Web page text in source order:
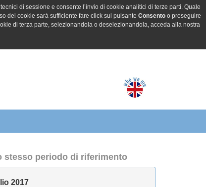
di sessione e consente l’invio di cookie analitici di terze parti. Quale
dei cookie sarà sufficiente fare click sul pulsante Consentoo proseguire
di terza parte, selezionandola o deselezionandola, acceda alla nostra
stesso periodo di riferimento
2017